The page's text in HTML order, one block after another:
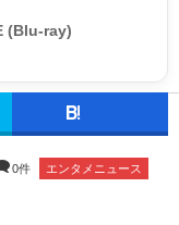
(Blu-ray)
0件 エンタメニュース